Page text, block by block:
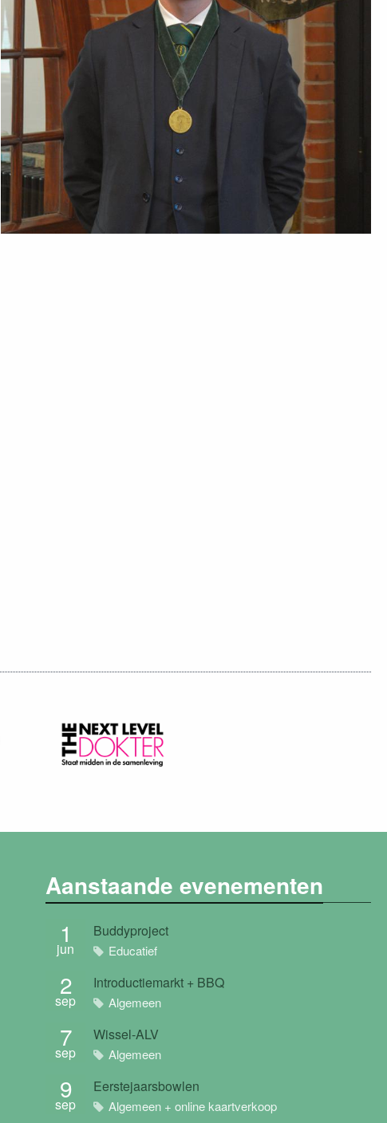
Aanstaande evenementen
1
jun
Buddyproject
Educatief
2
sep
Introductiemarkt + BBQ
Algemeen
7
sep
Wissel-ALV
Algemeen
9
sep
Eerstejaarsbowlen
Algemeen + online kaartverkoop